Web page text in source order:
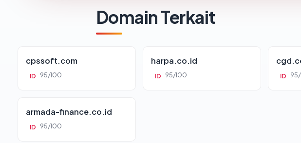
Domain Terkait
cpssoft.com
ID 95/100
harpa.co.id
ID 95/100 ID
armada-finance.co.id
ID 95/100